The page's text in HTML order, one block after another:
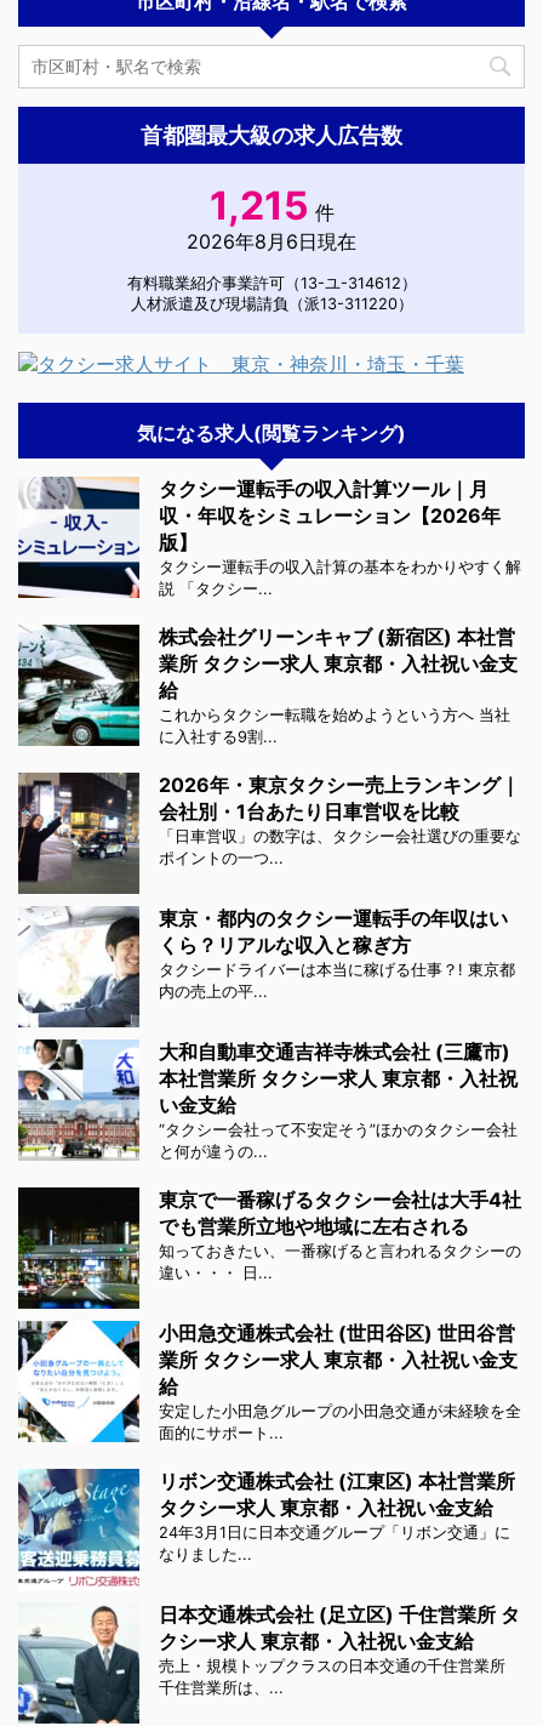
首都圏最大級の求人広告数
1,215 件
2026年8月6日現在
有料職業紹介事業許可（13-ユ-314612）
人材派遣及び現場請負（派13-311220）
気になる求人(閲覧ランキング)
タクシー運転手の収入計算ツール｜月
収・年収をシミュレーション【2026年
版】
タクシー運転手の収入計算の基本をわかりやすく解
説 「タクシー...
株式会社グリーンキャブ (新宿区) 本社営
業所 タクシー求人 東京都・入社祝い金支
給
これからタクシー転職を始めようという方へ 当社
に入社する9割...
2026年・東京タクシー売上ランキング｜
会社別・1台あたり日車営収を比較
「日車営収」の数字は、タクシー会社選びの重要な
ポイントの一つ...
東京・都内のタクシー運転手の年収はい
くら？リアルな収入と稼ぎ方
タクシードライバーは本当に稼げる仕事？! 東京都
内の売上の平...
大和自動車交通吉祥寺株式会社 (三鷹市)
本社営業所 タクシー求人 東京都・入社祝
い金支給
“タクシー会社って不安定そう”ほかのタクシー会社
と何が違うの...
東京で一番稼げるタクシー会社は大手4社
でも営業所立地や地域に左右される
知っておきたい、一番稼げると言われるタクシーの
違い・・・ 日...
小田急交通株式会社 (世田谷区) 世田谷営
業所 タクシー求人 東京都・入社祝い金支
給
安定した小田急グループの小田急交通が未経験を全
面的にサポート...
リボン交通株式会社 (江東区) 本社営業所
タクシー求人 東京都・入社祝い金支給
24年3月1日に日本交通グループ「リボン交通」に
なりました...
日本交通株式会社 (足立区) 千住営業所 タ
クシー求人 東京都・入社祝い金支給
売上・規模トップクラスの日本交通の千住営業所
千住営業所は、...